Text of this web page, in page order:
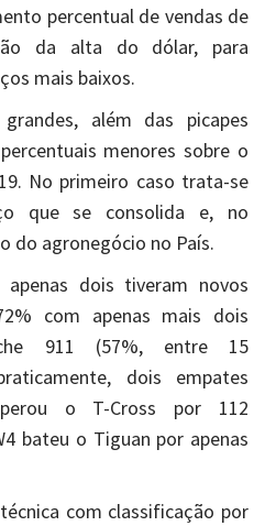
percentual de vendas de
da alta do dólar, para
mais baixos.
além das picapes
menores sobre o
No primeiro caso trata-se
que se consolida e, no
do agronegócio no País.
dois tiveram novos
com apenas mais dois
911 (57%, entre 15
dois empates
o T-Cross por 112
bateu o Tiguan por apenas
com classificação por